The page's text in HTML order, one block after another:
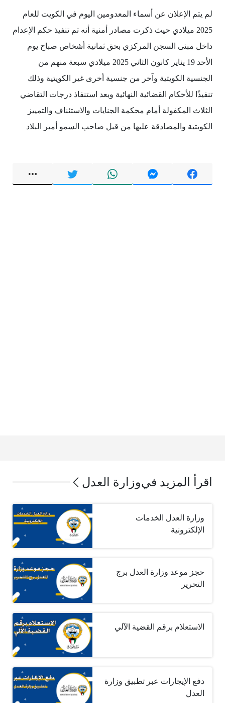
لم يتم الإعلان عن أسماء المعدومين اليوم في الكويت للعام
2025 ميلادي حيث ذكرت مصادر أمنية أنه تم تنفيذ حكم الإعدام
داخل مبنى السجن المركزي بحق ثمانية أشخاص صباح يوم
الأحد 19 يناير كانون الثاني 2025 ميلادي سبعة منهم من
الجنسية الكويتية وآخر من جنسية أخرى غير الكويتية وذلك
تنفيذًا للأحكام القضائية النهائية وبعد استنفاذ درجات التقاضي
الثلاث المكفولة أمام محكمة الجنايات والاستئناف والتمييز
الكويتية والمصادقة عليها من قبل صاحب السمو أمير البلاد
اقرأ المزيد فيوزارة العدل
وزارة العدل الخدمات
الإلكترونية
حجز موعد وزارة العدل برج
التحرير
الاستعلام برقم القضية الآلي
دفع الإيجارات عبر تطبيق وزارة
العدل